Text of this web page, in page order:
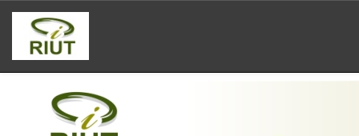
Skip
navigation